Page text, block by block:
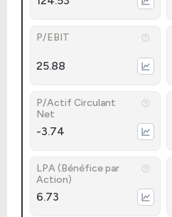
P/EBIT
25.88
P/Actif Circulant
Net
-3.74
LPA (Bénéfice par
Action)
6.73